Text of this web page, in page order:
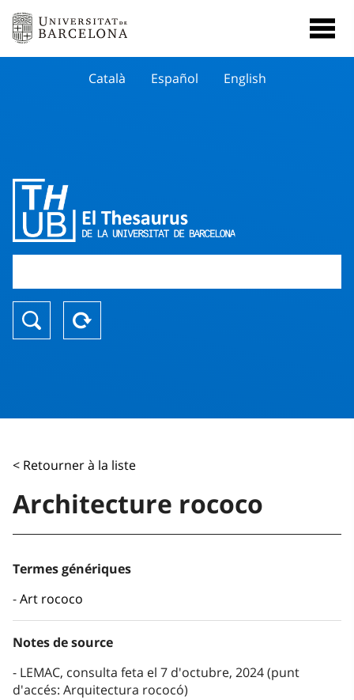
Català Español English
< Retourner à la liste
Architecture rococo
Termes génériques
Art rococo
Notes de source
LEMAC, consulta feta el 7 d'octubre, 2024 (punt
d'accés: Arquitectura rococó)